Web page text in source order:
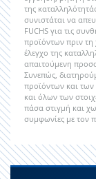
της
συνιστάται να
FUCHS για τις
προϊόντων πριν τη
έλεγχο της
απαιτούμενη
Συνεπώς,
προϊόντων και των
και όλων των
πάσα στιγμή και
συμφωνίες με τον